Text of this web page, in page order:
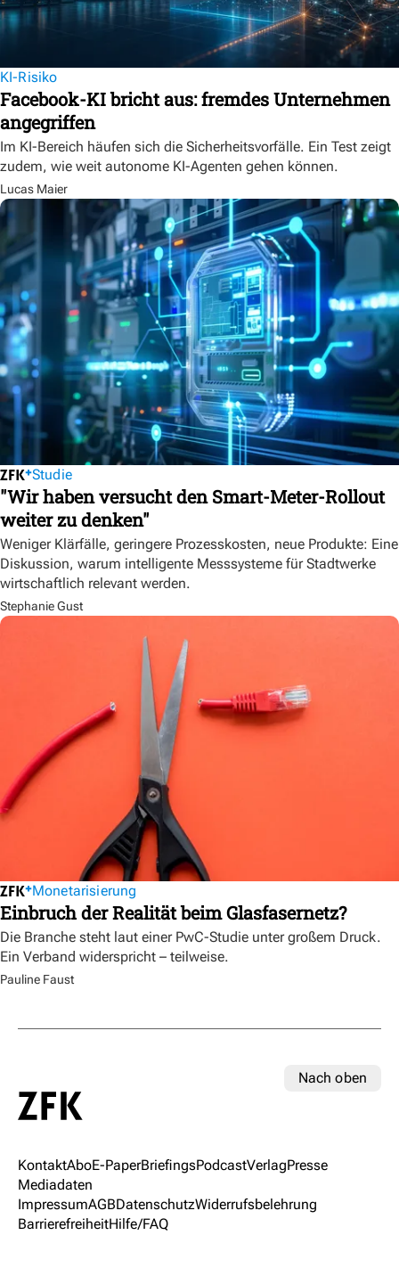
KI-Risiko
Facebook-KI bricht aus: fremdes Unternehmen
angegriffen
Im KI-Bereich häufen sich die Sicherheitsvorfälle. Ein Test zeigt
zudem, wie weit autonome KI-Agenten gehen können.
Lucas Maier
Studie
"Wir haben versucht den Smart-Meter-Rollout
weiter zu denken"
Weniger Klärfälle, geringere Prozesskosten, neue Produkte: Eine
Diskussion, warum intelligente Messsysteme für Stadtwerke
wirtschaftlich relevant werden.
Stephanie Gust
Monetarisierung
Einbruch der Realität beim Glasfasernetz?
Die Branche steht laut einer PwC-Studie unter großem Druck.
Ein Verband widerspricht – teilweise.
Pauline Faust
Nach oben
KontaktAboE-PaperBriefingsPodcastVerlagPresse
Mediadaten
ImpressumAGBDatenschutzWiderrufsbelehrung
BarrierefreiheitHilfe/FAQ